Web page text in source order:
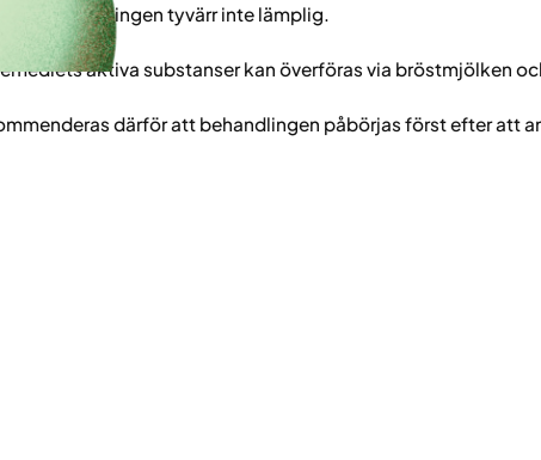
är behandlingen tyvärr inte lämplig.
aktiva substanser kan överföras via bröstmjölken
därför att behandlingen påbörjas först efter att